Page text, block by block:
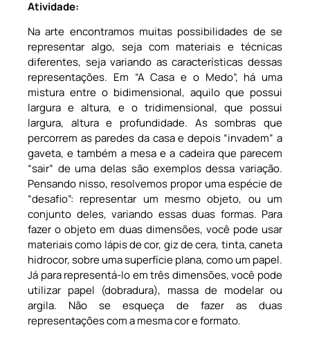
Atividade:
Na arte encontramos muitas possibilidades de se
representar algo, seja com materiais e técnicas
diferentes, seja variando as características dessas
representações. Em “A Casa e o Medo”, há uma
mistura entre o bidimensional, aquilo que possui
largura e altura, e o tridimensional, que possui
largura, altura e profundidade. As sombras que
percorrem as paredes da casa e depois “invadem” a
gaveta, e também a mesa e a cadeira que parecem
“sair” de uma delas são exemplos dessa variação.
Pensando nisso, resolvemos propor uma espécie de
“desafio”: representar um mesmo objeto, ou um
conjunto deles, variando essas duas formas. Para
fazer o objeto em duas dimensões, você pode usar
materiais como lápis de cor, giz de cera, tinta, caneta
hidrocor, sobre uma superfície plana, como um papel.
Já para representá-lo em três dimensões, você pode
utilizar papel (dobradura), massa de modelar ou
argila. Não se esqueça de fazer as duas
representações com a mesma cor e formato.